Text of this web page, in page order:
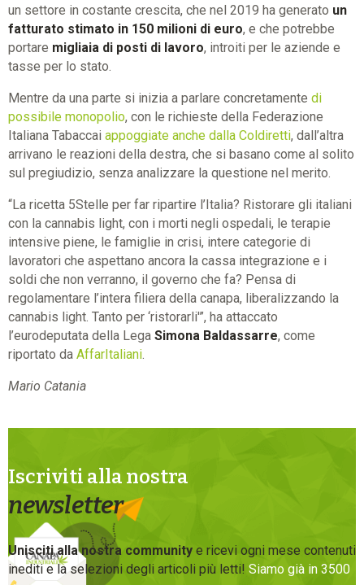
un settore in costante crescita, che nel 2019 ha generato un
fatturato stimato in 150 milioni di euro, e che potrebbe
portare migliaia di posti di lavoro, introiti per le aziende e
tasse per lo stato.
Mentre da una parte si inizia a parlare concretamente di
possibile monopolio, con le richieste della Federazione
Italiana Tabaccai appoggiate anche dalla Coldiretti, dall’altra
arrivano le reazioni della destra, che si basano come al solito
sul pregiudizio, senza analizzare la questione nel merito.
“La ricetta 5Stelle per far ripartire l’Italia? Ristorare gli italiani
con la cannabis light, con i morti negli ospedali, le terapie
intensive piene, le famiglie in crisi, intere categorie di
lavoratori che aspettano ancora la cassa integrazione e i
soldi che non verranno, il governo che fa? Pensa di
regolamentare l’intera filiera della canapa, liberalizzando la
cannabis light. Tanto per ‘ristorarli'”, ha attaccato
l’eurodeputata della Lega Simona Baldassarre, come
riportato da AffarItaliani.
Mario Catania
Iscriviti alla nostra
newsletter
Unisciti alla nostra community e ricevi ogni mese contenuti
inediti e la selezioni degli articoli più letti! Siamo già in 3500